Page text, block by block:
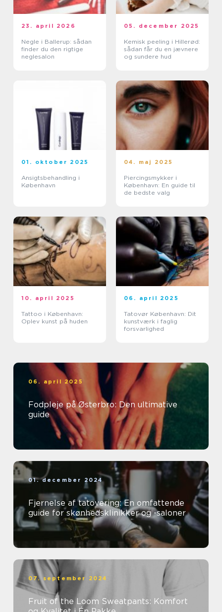
23. april 2026
Negle i Ballerup: sådan
finder du den rigtige
neglesalon
05. december 2025
Kemisk peeling i Hillerød:
sådan får du en jævnere
og sundere hud
01. oktober 2025
Ansigtsbehandling i
København
04. maj 2025
Piercingsmykker i
København: En guide til
de bedste valg
10. april 2025
Tattoo i København:
Oplev kunst på huden
06. april 2025
Tatovør København: Dit
kunstværk i faglig
forsvarlighed
06. april 2025
Fodpleje på Østerbro: Den ultimative
guide
01. december 2024
Fjernelse af tatovering: En omfattende
guide for skønhedsklinikker og -saloner
07. september 2024
Fruit of the Loom Sweatpants: Komfort